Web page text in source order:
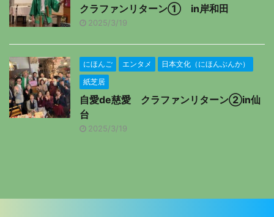
クラファンリターン① in岸和田
2025/3/19
にほんご エンタメ
日本文化（にほんぶんか）
紙芝居
自愛de慈愛 クラファンリターン②in仙
台
2025/3/19